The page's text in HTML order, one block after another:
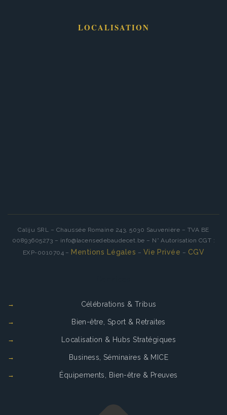
LOCALISATION
Caliju SRL – Chaussée Romaine 243, 5030 Sauvenière – TVA BE
00893605273 – info@lacensedebaudecet.be – N° Autorisation CGT :
EXP-0010704 – Mentions Légales – Vie Privée – CGV
Célébrations & Tribus
Bien-être, Sport & Retraites
Localisation & Hubs Stratégiques
Business, Séminaires & MICE
Équipements, Bien-être & Preuves